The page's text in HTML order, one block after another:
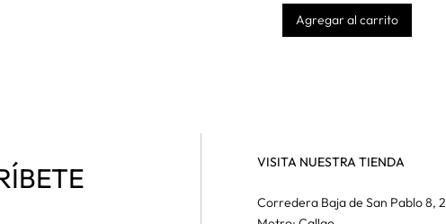
Agregar al carrito
VISITA NUESTRA TIENDA
Corredera Baja de San Pablo 8,